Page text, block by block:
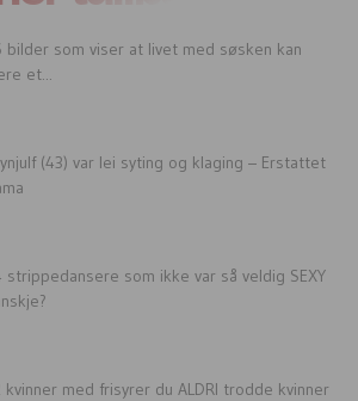
bilder som viser at livet med søsken kan
et...
(43) var lei syting og klaging – Erstattet
strippedansere som ikke var så veldig SEXY
kvinner med frisyrer du ALDRI trodde kvinner